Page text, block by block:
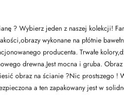
? Wybierz jeden z naszej kolekcji!
wykonane na płótnie
producenta. Trwałe
drewna.Jest mocna i gruba. Obraz
obraz na ścianie ?Nic prostszego !
a ten zapakowany jest w